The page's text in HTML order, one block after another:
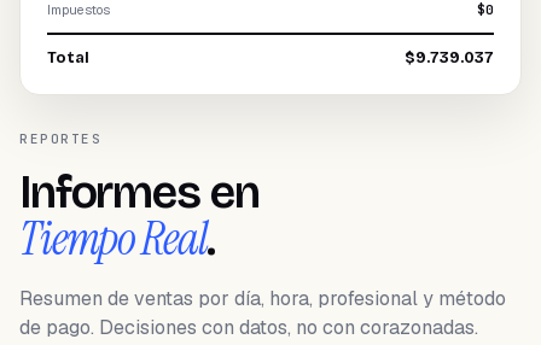
Impuestos
$0
Total $9.739.037
REPORTES
Informes en
Tiempo Real.
Resumen de ventas por día, hora, profesional y método
de pago. Decisiones con datos, no con corazonadas.